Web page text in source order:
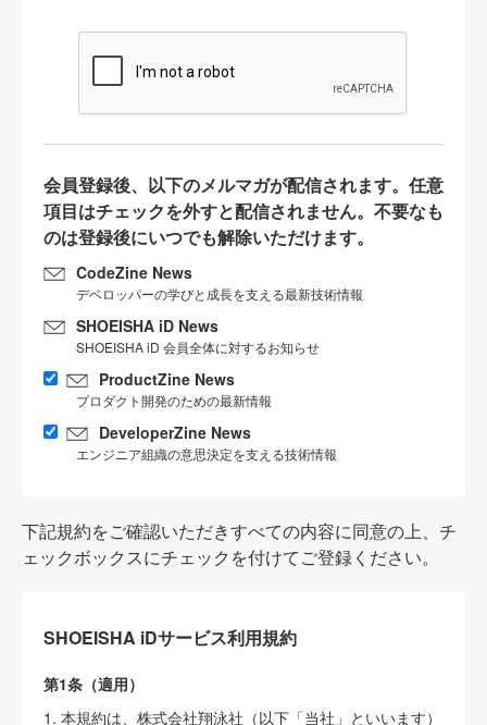
会員登録後、以下のメルマガが配信されます。任意
項目はチェックを外すと配信されません。不要なも
のは登録後にいつでも解除いただけます。
CodeZine News
デベロッパーの学びと成長を支える最新技術情報
SHOEISHA iD News
SHOEISHA iD 会員全体に対するお知らせ
ProductZine News
プロダクト開発のための最新情報
DeveloperZine News
エンジニア組織の意思決定を支える技術情報
下記規約をご確認いただきすべての内容に同意の上、チ
ェックボックスにチェックを付けてご登録ください。
SHOEISHA iDサービス利用規約
第1条（適用）
1. 本規約は、株式会社翔泳社（以下「当社」といいます）